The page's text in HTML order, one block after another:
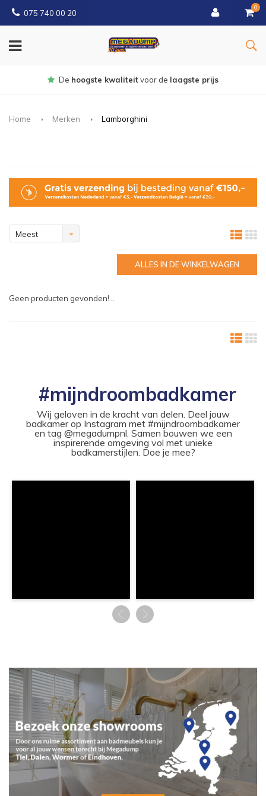
075 740 00 20
0
laagste prijs Gratis
Home Merken Lamborghini
Meest
ALLES IN DE WINKELWAGEN
Geen producten gevonden!...
#mijndroombadkamer
Wij geloven in de kracht van delen. Deel jouw
badkamer op Instagram met #mijndroombadkamer
en tag @megadumpnl. Samen bouwen we een
inspirerende omgeving vol met unieke
badkamerstijlen. Doe je mee?